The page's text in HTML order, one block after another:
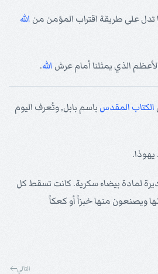
الله
الله.
الكتاب المقدس باسم بابل, وتُعرف اليوم
لمادة بيضاء سكرية. كانت تسقط كل
ويصنعون منها خبزاً أو كعكاً
التالي